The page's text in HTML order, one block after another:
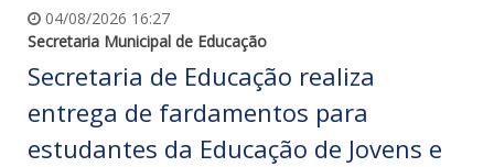
04/08/2026 16:27
Secretaria Municipal de Educação
Secretaria de Educação realiza
entrega de fardamentos para
estudantes da Educação de Jovens e